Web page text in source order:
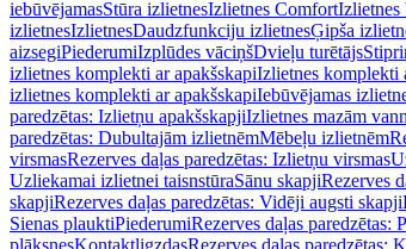
iebūvējamasStūra izlietnesIzlietnes ComfortIzlietnes
izlietnesIzlietnesDaudzfunkciju izlietnesĢipša
aizsegiPiederumiIzplūdes vāciņšDvieļu turētājs
izlietnes komplekti ar apakšskapiIzlietnes komplekti
izlietnes komplekti ar apakšskapiIebūvējamas
paredzētas: Izlietņu apakšskapjiIzlietnes mazām
paredzētas: Dubultajām izlietnēmMēbeļu izlietnēm
virsmasRezerves daļas paredzētas: Izlietņu virsmas
Uzliekamai izlietnei taisnstūraSānu skapjiRezerves
skapjiRezerves daļas paredzētas: Vidēji augsti skapji
Sienas plauktiPiederumiRezerves daļas paredzētas:
plāksnesKontaktligzdasRezerves daļas paredzētas: